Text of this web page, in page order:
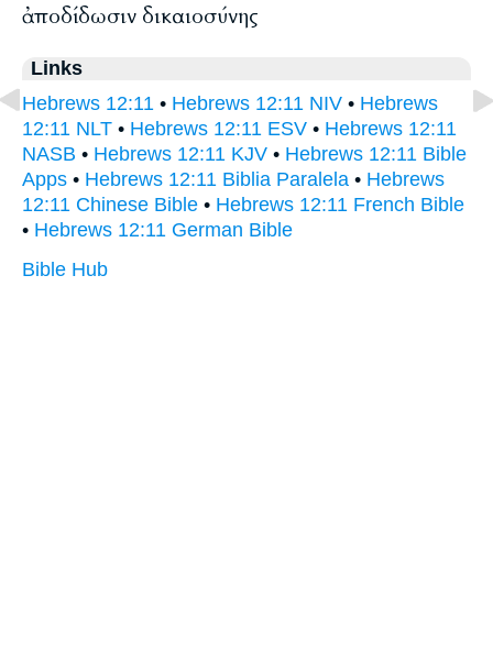
ἀποδίδωσιν δικαιοσύνης
Links
Hebrews 12:11 • Hebrews 12:11 NIV • Hebrews
12:11 NLT • Hebrews 12:11 ESV • Hebrews 12:11
NASB • Hebrews 12:11 KJV • Hebrews 12:11 Bible
Apps • Hebrews 12:11 Biblia Paralela • Hebrews
12:11 Chinese Bible • Hebrews 12:11 French Bible
• Hebrews 12:11 German Bible
Bible Hub